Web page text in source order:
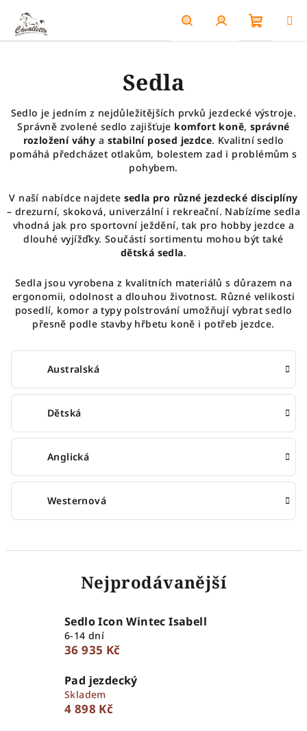
obsah
HledatPřihlášení
Sedla
Sedlo je jedním z nejdůležitějších prvků jezdecké výstroje.
Správně zvolené sedlo zajišťuje komfort koně, správné
rozložení váhy a stabilní posed jezdce. Kvalitní sedlo
pomáhá předcházet otlakům, bolestem zad i problémům s
pohybem.
V naší nabídce najdete sedla pro různé jezdecké disciplíny
– drezurní, skoková, univerzální i rekreační. Nabízíme sedla
vhodná jak pro sportovní ježdění, tak pro hobby jezdce a
dlouhé vyjížďky. Součástí sortimentu mohou být také
dětská sedla.
Sedla jsou vyrobena z kvalitních materiálů s důrazem na
ergonomii, odolnost a dlouhou životnost. Různé velikosti
posedlí, komor a typy polstrování umožňují vybrat sedlo
přesně podle stavby hřbetu koně i potřeb jezdce.
Australská
Dětská
Anglická
Westernová
Nejprodávanější
Sedlo Icon Wintec Isabell
6-14 dní
36 935 Kč
Pad jezdecký
Skladem
4 898 Kč